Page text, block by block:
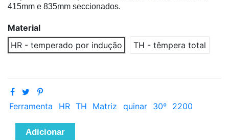
415mm e 835mm seccionados.
Material
HR - temperado por indução
TH - têmpera total
Ferramenta HR TH Matriz quinar 30º 2200
Adicionar